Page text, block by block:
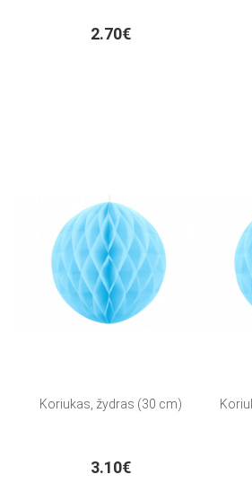
2.70€
Koriukas, žydras (30 cm)
3.10€